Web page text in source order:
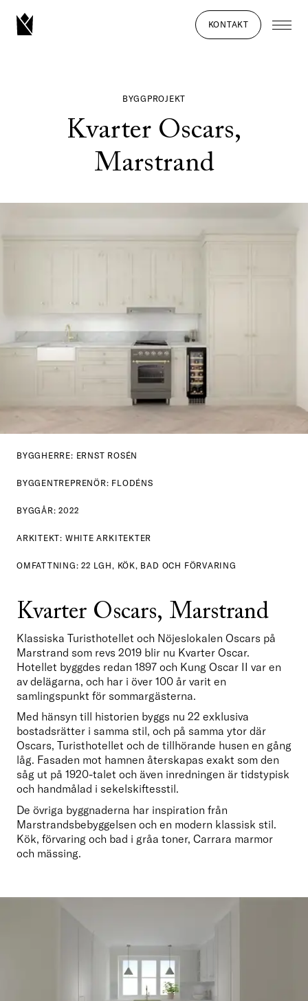
KONTAKT
BYGGPROJEKT
Kvarter Oscars,
Marstrand
BYGGHERRE: ERNST ROSÉN
BYGGENTREPRENÖR: FLODÉNS
BYGGÅR: 2022
ARKITEKT: WHITE ARKITEKTER
OMFATTNING: 22 LGH, KÖK, BAD OCH FÖRVARING
Kvarter Oscars, Marstrand
Klassiska Turisthotellet och Nöjeslokalen Oscars på
Marstrand som revs 2019 blir nu Kvarter Oscar.
Hotellet byggdes redan 1897 och Kung Oscar II var en
av delägarna, och har i över 100 år varit en
samlingspunkt för sommargästerna.
Med hänsyn till historien byggs nu 22 exklusiva
bostadsrätter i samma stil, och på samma ytor där
Oscars, Turisthotellet och de tillhörande husen en gång
låg. Fasaden mot hamnen återskapas exakt som den
såg ut på 1920-talet och även inredningen är tidstypisk
De övriga byggnaderna har inspiration från
Marstrandsbebyggelsen och en modern klassisk stil.
Kök, förvaring och bad i gråa toner, Carrara marmor
och mässing.